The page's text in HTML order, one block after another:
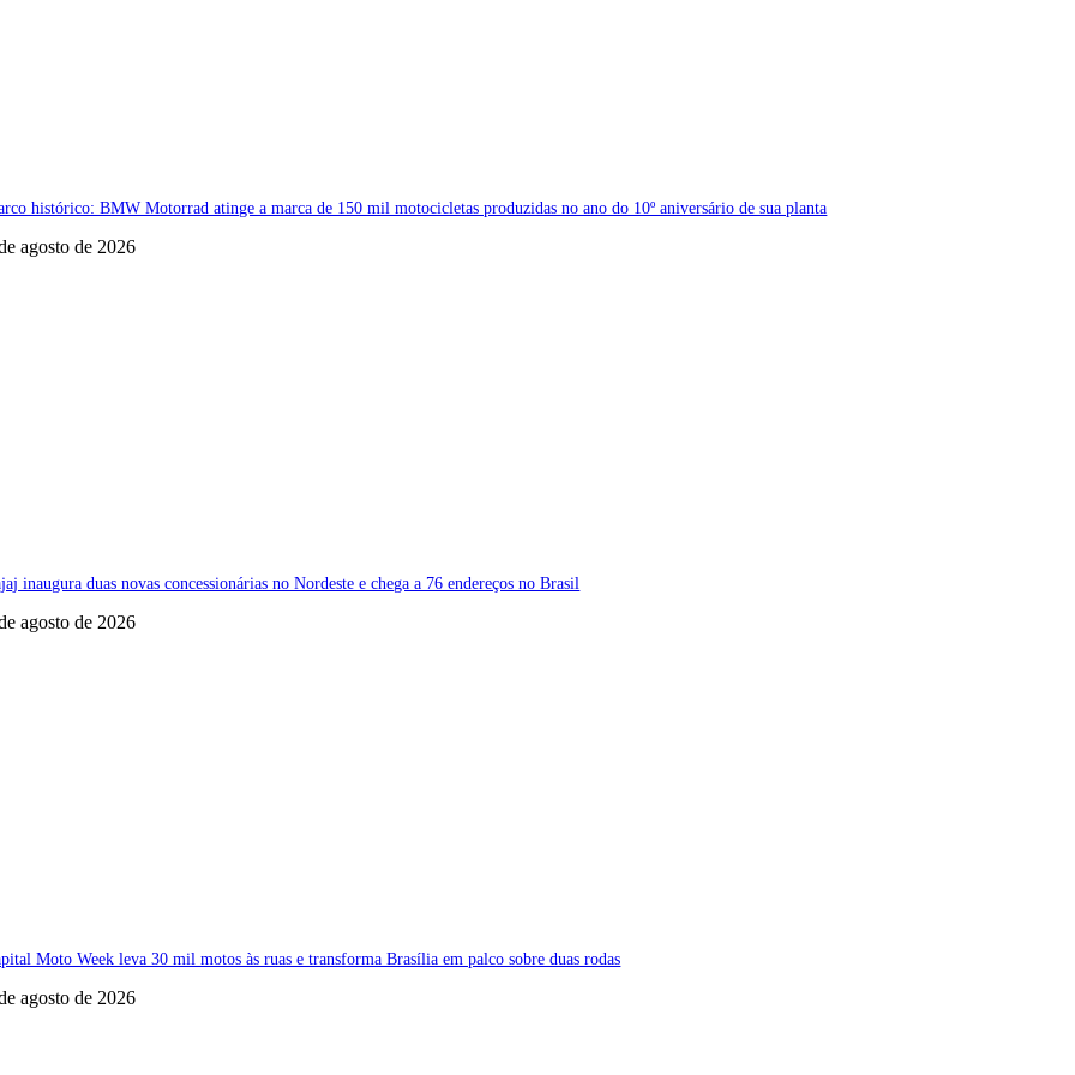
histórico: BMW Motorrad atinge a marca de 150 mil motocicletas produzidas no ano do 10º aniversário de sua planta
agosto de 2026
inaugura duas novas concessionárias no Nordeste e chega a 76 endereços no Brasil
agosto de 2026
Moto Week leva 30 mil motos às ruas e transforma Brasília em palco sobre duas rodas
agosto de 2026